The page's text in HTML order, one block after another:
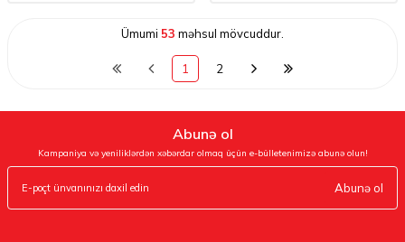
Ümumi 53 məhsul mövcuddur.
1 2
Abunə ol
Kampaniya və yeniliklərdən xəbərdar olmaq üçün e-bülletenimizə abunə olun!
Abunə ol